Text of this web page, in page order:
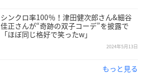
シンクロ率100％！津田健次郎さん&細谷
佳正さんが“奇跡の双子コーデ”を披露で
「ほぼ同じ格好で笑ったw」
2024年5月13日
もっと見る